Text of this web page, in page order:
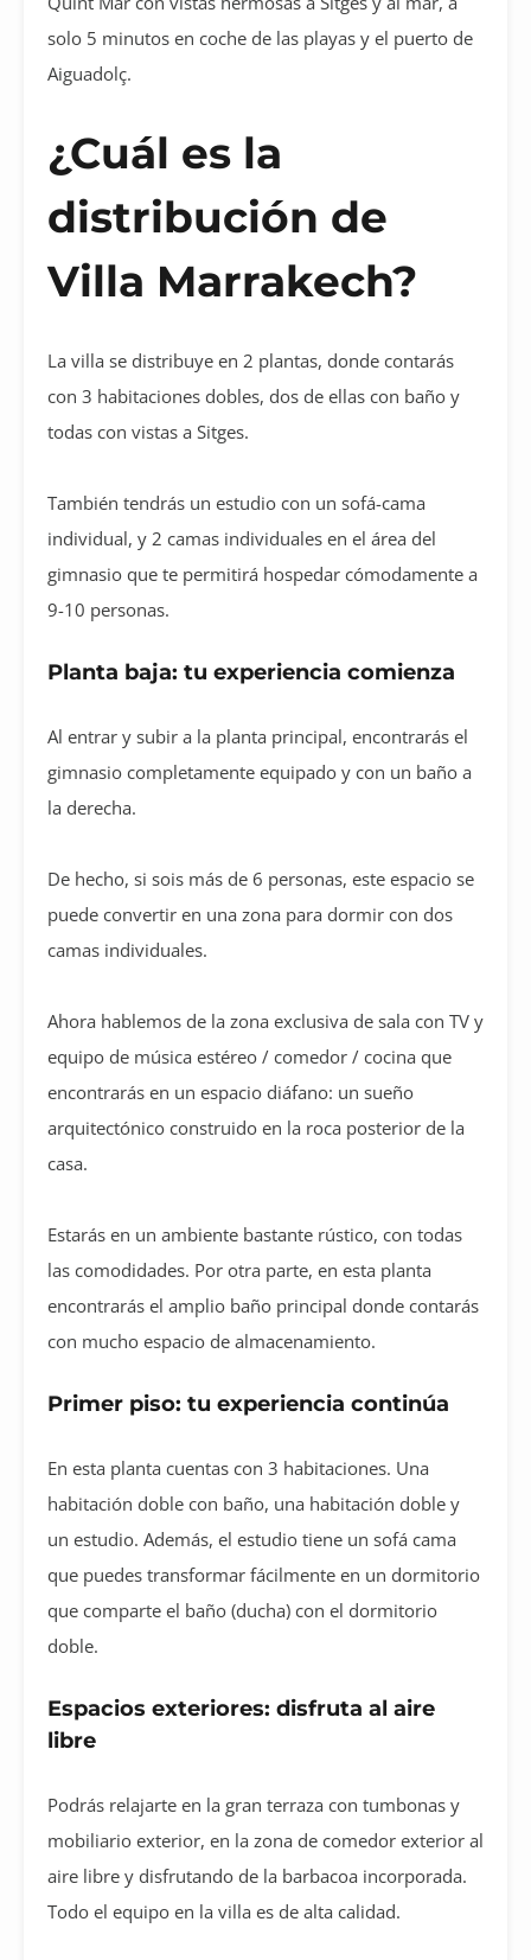
solo 5 minutos en coche de las playas y el puerto de
Aiguadolç.
¿Cuál es la
distribución de
Villa Marrakech?
La villa se distribuye en 2 plantas, donde contarás
con 3 habitaciones dobles, dos de ellas con baño y
todas con vistas a Sitges.
También tendrás un estudio con un sofá-cama
individual, y 2 camas individuales en el área del
gimnasio que te permitirá hospedar cómodamente a
9-10 personas.
Planta baja: tu experiencia comienza
Al entrar y subir a la planta principal, encontrarás el
gimnasio completamente equipado y con un baño a
la derecha.
De hecho, si sois más de 6 personas, este espacio se
puede convertir en una zona para dormir con dos
camas individuales.
Ahora hablemos de la zona exclusiva de sala con TV y
equipo de música estéreo / comedor / cocina que
encontrarás en un espacio diáfano: un sueño
arquitectónico construido en la roca posterior de la
casa.
Estarás en un ambiente bastante rústico, con todas
las comodidades. Por otra parte, en esta planta
encontrarás el amplio baño principal donde contarás
con mucho espacio de almacenamiento.
Primer piso: tu experiencia continúa
En esta planta cuentas con 3 habitaciones. Una
habitación doble con baño, una habitación doble y
un estudio. Además, el estudio tiene un sofá cama
que puedes transformar fácilmente en un dormitorio
que comparte el baño (ducha) con el dormitorio
doble.
Espacios exteriores: disfruta al aire
libre
Podrás relajarte en la gran terraza con tumbonas y
mobiliario exterior, en la zona de comedor exterior al
aire libre y disfrutando de la barbacoa incorporada.
Todo el equipo en la villa es de alta calidad.